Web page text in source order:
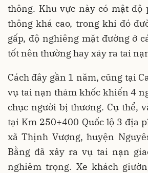
thông. Khu vực này có mật độ
thông khá cao, trong khi đó
gấp, độ nghiêng mặt đường ở
tốt nên thường hay xảy ra tai
Cách đây gần 1 năm, cũng tại
vụ tai nạn thảm khốc khiến 4
chục người bị thương. Cụ thể,
tại Km 250+400 Quốc lộ 3 địa
xã Thịnh Vượng, huyện
Bằng đã xảy ra vụ tai nạn
nghiêm trọng. Xe khách